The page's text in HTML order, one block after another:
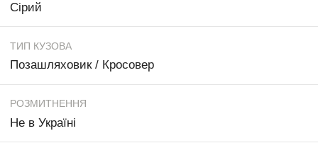
Сірий
ТИП КУЗОВА
Позашляховик / Кросовер
РОЗМИТНЕННЯ
Не в Україні